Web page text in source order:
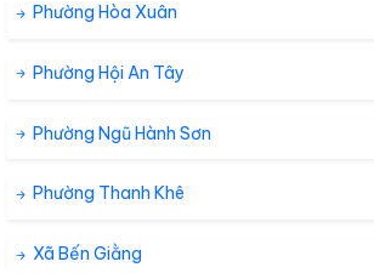
23:00 27°/ 32°
Phường Hòa Xuân
Phường Hội An Tây
Phường Ngũ Hành Sơn
Phường Thanh Khê
Xã Bến Giằng